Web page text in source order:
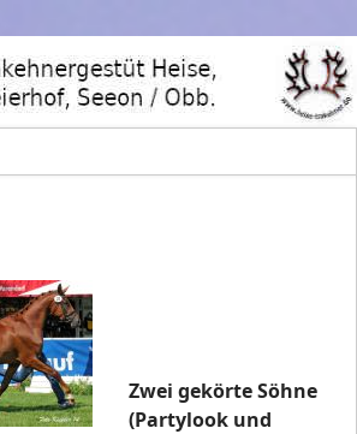
Zwei gekörte Söhne
(Partylook und